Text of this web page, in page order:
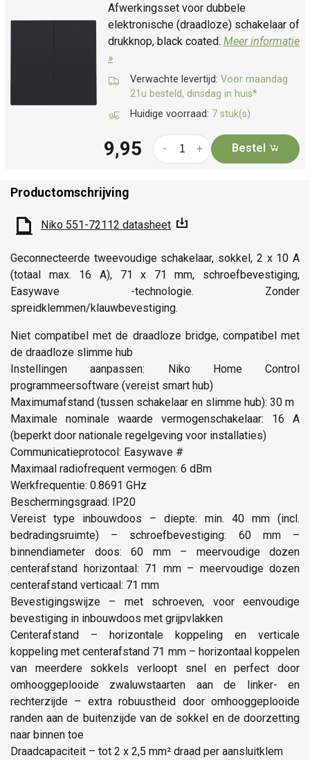
Afwerkingsset voor dubbele
elektronische (draadloze) schakelaar of
drukknop, black coated. Meer informatie
»
Verwachte levertijd: Voor maandag
21u besteld, dinsdag in huis*
Huidige voorraad: 7 stuk(s)
9,95 +
- Bestel
Productomschrijving
Niko 551-72112 datasheet
Geconnecteerde tweevoudige schakelaar, sokkel, 2 x 10 A
(totaal max. 16 A), 71 x 71 mm, schroefbevestiging,
Easywave -technologie. Zonder
spreidklemmen/klauwbevestiging.
Niet compatibel met de draadloze bridge, compatibel met
de draadloze slimme hub
Instellingen aanpassen: Niko Home Control
programmeersoftware (vereist smart hub)
Maximumafstand (tussen schakelaar en slimme hub): 30 m
Maximale nominale waarde vermogenschakelaar: 16 A
(beperkt door nationale regelgeving voor installaties)
Communicatieprotocol: Easywave #
Maximaal radiofrequent vermogen: 6 dBm
Werkfrequentie: 0.8691 GHz
Beschermingsgraad: IP20
Vereist type inbouwdoos – diepte: min. 40 mm (incl.
bedradingsruimte) – schroefbevestiging: 60 mm –
binnendiameter doos: 60 mm – meervoudige dozen
centerafstand horizontaal: 71 mm – meervoudige dozen
centerafstand verticaal: 71 mm
Bevestigingswijze – met schroeven, voor eenvoudige
bevestiging in inbouwdoos met grijpvlakken
Centerafstand – horizontale koppeling en verticale
koppeling met centerafstand 71 mm – horizontaal koppelen
van meerdere sokkels verloopt snel en perfect door
omhooggeplooide zwaluwstaarten aan de linker- en
rechterzijde – extra robuustheid door omhooggeplooide
randen aan de buitenzijde van de sokkel en de doorzetting
naar binnen toe
Draadcapaciteit – tot 2 x 2,5 mm² draad per aansluitklem